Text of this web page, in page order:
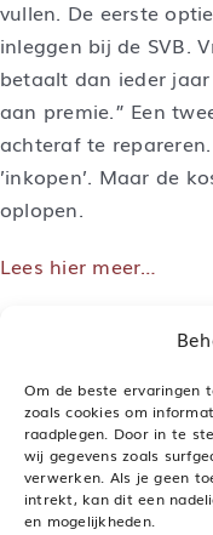
Om de beste ervaringen
zoals cookies om
raadplegen. Door in te
wij gegevens zoals
verwerken. Als je geen
intrekt, kan dit een
en mogelijkheden.
vullen. De eerste
inleggen bij de SVB.
betaalt dan ieder
aan premie.” Een
achteraf te
’inkopen’. Maar de
oplopen.
Lees hier meer…
Deel